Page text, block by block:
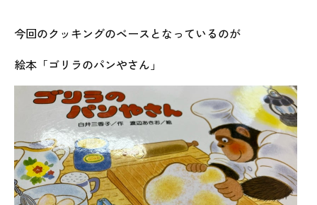
今回のクッキングのベースとなっているのが
絵本「ゴリラのパンやさん」